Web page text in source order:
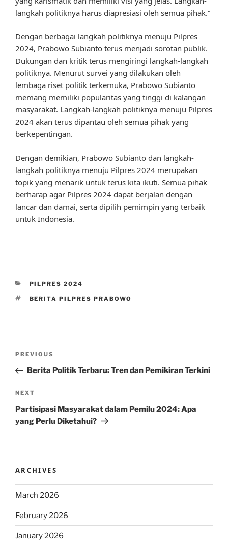
langkah politiknya harus diapresiasi oleh semua pihak.”
Dengan berbagai langkah politiknya menuju Pilpres
2024, Prabowo Subianto terus menjadi sorotan publik.
Dukungan dan kritik terus mengiringi langkah-langkah
politiknya. Menurut survei yang dilakukan oleh
lembaga riset politik terkemuka, Prabowo Subianto
memang memiliki popularitas yang tinggi di kalangan
masyarakat. Langkah-langkah politiknya menuju Pilpres
2024 akan terus dipantau oleh semua pihak yang
berkepentingan.
Dengan demikian, Prabowo Subianto dan langkah-
langkah politiknya menuju Pilpres 2024 merupakan
topik yang menarik untuk terus kita ikuti. Semua pihak
berharap agar Pilpres 2024 dapat berjalan dengan
lancar dan damai, serta dipilih pemimpin yang terbaik
untuk Indonesia.
CATEGORIES
PILPRES 2024
TAGS
BERITA PILPRES PRABOWO
Previous
Post
PREVIOUS
Berita Politik Terbaru: Tren dan Pemikiran Terkini
Next
Post
NEXT
Partisipasi Masyarakat dalam Pemilu 2024: Apa
yang Perlu Diketahui?
ARCHIVES
March 2026
February 2026
January 2026